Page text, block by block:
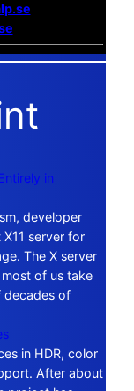
in
developer
server for
The X server
of us take
decades of
in HDR, color
After about